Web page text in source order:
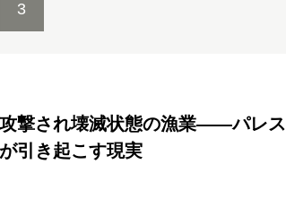
3
撃され壊滅状態の漁業――パレス
引き起こす現実